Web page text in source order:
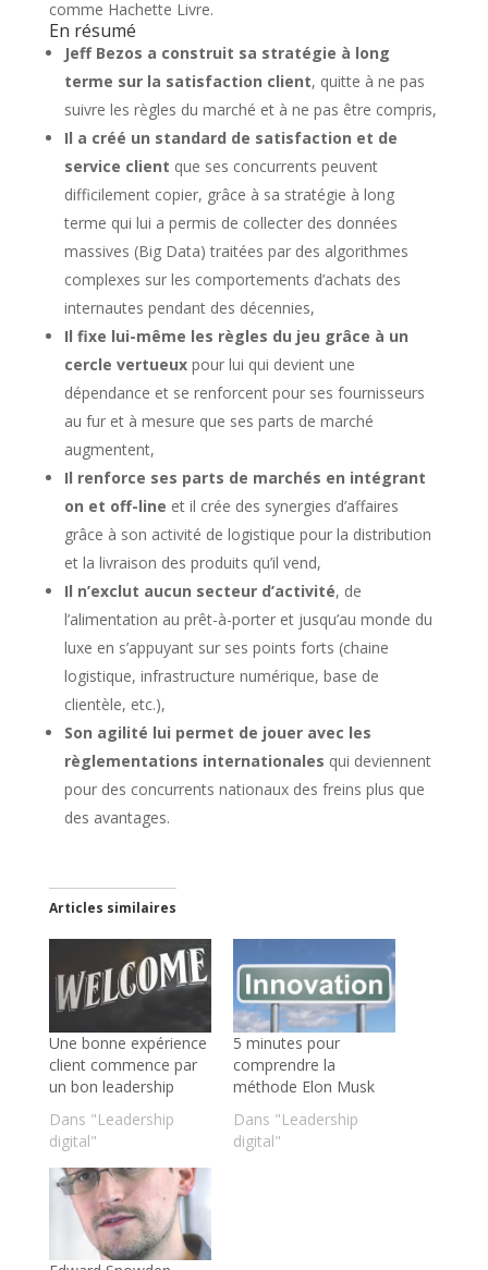
comme Hachette Livre.
En résumé
Jeff Bezos a construit sa stratégie à long
terme sur la satisfaction client, quitte à ne pas
suivre les règles du marché et à ne pas être compris,
Il a créé un standard de satisfaction et de
service client que ses concurrents peuvent
difficilement copier, grâce à sa stratégie à long
terme qui lui a permis de collecter des données
massives (Big Data) traitées par des algorithmes
complexes sur les comportements d’achats des
internautes pendant des décennies,
Il fixe lui-même les règles du jeu grâce à un
cercle vertueux pour lui qui devient une
dépendance et se renforcent pour ses fournisseurs
au fur et à mesure que ses parts de marché
augmentent,
Il renforce ses parts de marchés en intégrant
on et off-line et il crée des synergies d’affaires
grâce à son activité de logistique pour la distribution
et la livraison des produits qu’il vend,
Il n’exclut aucun secteur d’activité, de
l’alimentation au prêt-à-porter et jusqu’au monde du
luxe en s’appuyant sur ses points forts (chaine
logistique, infrastructure numérique, base de
clientèle, etc.),
Son agilité lui permet de jouer avec les
règlementations internationales qui deviennent
pour des concurrents nationaux des freins plus que
des avantages.
Articles similaires
Une bonne expérience
client commence par
un bon leadership
Dans "Leadership
digital"
5 minutes pour
comprendre la
méthode Elon Musk
Dans "Leadership
digital"